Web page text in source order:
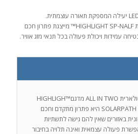
מערכת התאורה הסולארית HIGHLIGHT SP-NALF™ מייצגת פתרון חכם
עמידות ויכולת פעולה בכל תנאי מזג אוויר.
מערכת התאורה הסולארית ALL IN TWO מדגם™HIGHLIGH
SP-NALF של חברת SOLARPATH היא פתרון מתקדם וחכם
באזורים שאין להם גישה לתשתיות
פעולה עצמאית ואינה תלויה בחיבור